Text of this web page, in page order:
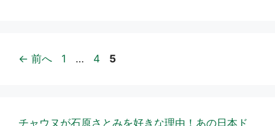
← 前へ
ペ
1 …
ペ
4
ペ
5
チャウヌが石原さとみを好きな理由！あの日本ド